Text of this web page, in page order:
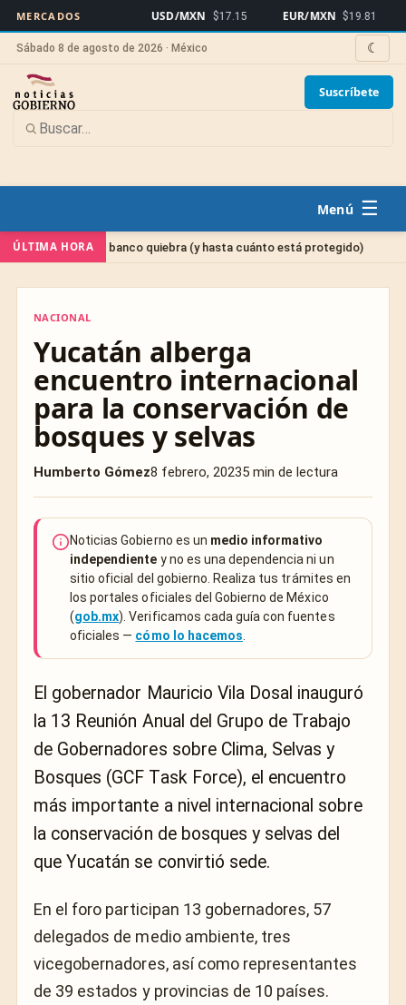
MERCADOS USD/MXN $17.15 EUR/MXN $19.81
Sábado 8 de agosto de 2026 · México ☾
Suscríbete
☰
ÚLTIMA HORA
si tu banco quiebra (y hasta cuánto está protegido) Sin
NACIONAL
Yucatán alberga
encuentro internacional
para la conservación de
bosques y selvas
Humberto Gómez8 febrero, 20235 min de lectura
Noticias Gobierno es un medio informativo
independiente y no es una dependencia ni un
sitio oficial del gobierno. Realiza tus trámites en
los portales oficiales del Gobierno de México
(gob.mx). Verificamos cada guía con fuentes
oficiales — cómo lo hacemos
El gobernador Mauricio Vila Dosal inauguró
la 13 Reunión Anual del Grupo de Trabajo
de Gobernadores sobre Clima, Selvas y
Bosques (GCF Task Force), el encuentro
más importante a nivel internacional sobre
la conservación de bosques y selvas del
que Yucatán se convirtió sede.
En el foro participan 13 gobernadores, 57
delegados de medio ambiente, tres
vicegobernadores, así como representantes
de 39 estados y provincias de 10 países.